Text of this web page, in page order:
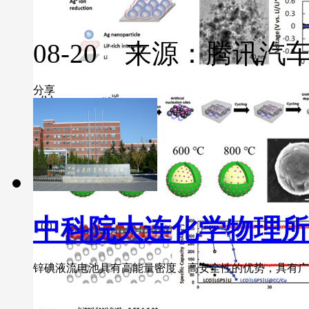
08-20 来源：腾讯汽
分享
中科院大连化学物理
锌碘液流电池具有高能量密度、高安全性的优势，具有